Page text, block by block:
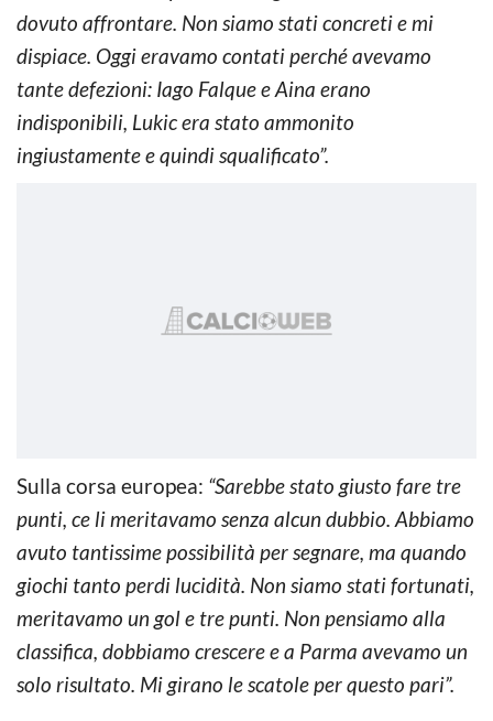
dovuto affrontare. Non siamo stati concreti e mi
dispiace. Oggi eravamo contati perché avevamo
tante defezioni: Iago Falque e Aina erano
indisponibili, Lukic era stato ammonito
ingiustamente e quindi squalificato”.
Sulla corsa europea: “Sarebbe stato giusto fare tre
punti, ce li meritavamo senza alcun dubbio. Abbiamo
avuto tantissime possibilità per segnare, ma quando
giochi tanto perdi lucidità. Non siamo stati fortunati,
meritavamo un gol e tre punti. Non pensiamo alla
classifica, dobbiamo crescere e a Parma avevamo un
solo risultato. Mi girano le scatole per questo pari”.